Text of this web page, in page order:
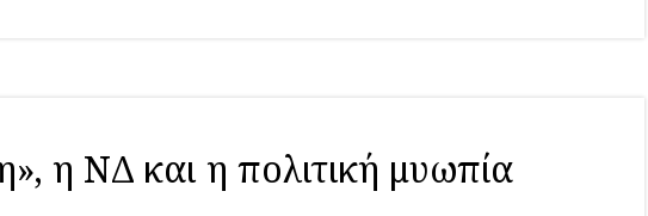
η ΝΔ και η πολιτική μυωπία